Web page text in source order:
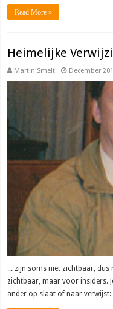
Read More »
Heimelijke
Martin Smelt December
... zijn soms niet zichtbaar, dus
zichtbaar, maar voor insiders.
ander op slaat of naar verwijst: